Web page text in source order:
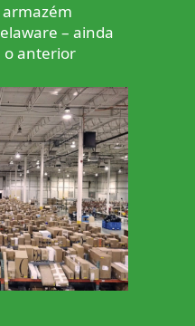
– ainda
o anterior